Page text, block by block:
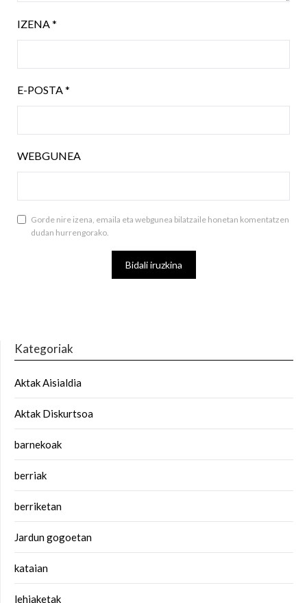
IZENA*
E-POSTA*
WEBGUNEA
Gorde nire izena, emaila eta webgunea bilatzaile honetan komentatzen
dudan hurrengorako.
Kategoriak
Aktak Aisialdia
Aktak Diskurtsoa
barnekoak
berriak
berriketan
Jardun gogoetan
kataian
lehiaketak